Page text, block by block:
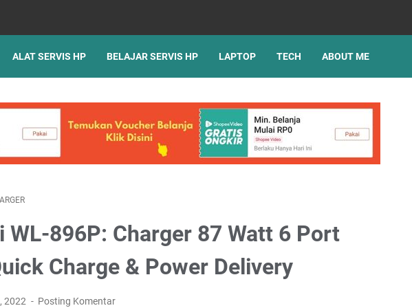
ALAT SERVIS HP BELAJAR SERVIS HP LAPTOP TECH ABOUT ME
WL-896P: Charger 87 Watt 6 Port
Charge & Power Delivery
2022 Posting Komentar